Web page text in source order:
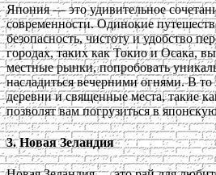
Япония — это удивительное
современности. Одинокие
безопасность, чистоту и удобство
городах, таких как Токио и Осака,
местные рынки, попробовать
насладиться вечерними огнями. В
деревни и священные места, такие
позволят вам погрузиться в
3. Новая Зеландия